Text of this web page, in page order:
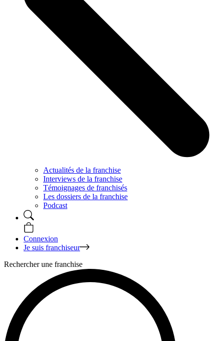
Actualités de la franchise
Interviews de la franchise
Témoignages de franchisés
Les dossiers de la franchise
Podcast
Connexion
Je suis franchiseur
Rechercher une franchise